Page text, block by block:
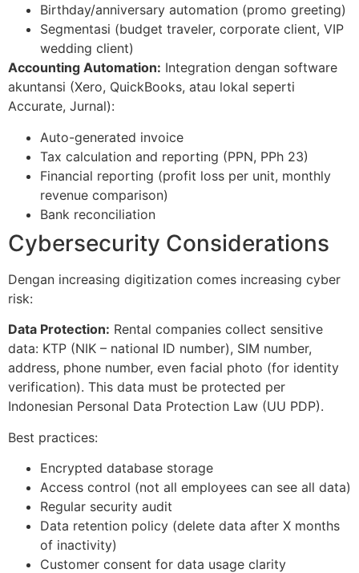
Birthday/anniversary automation (promo greeting)
Segmentasi (budget traveler, corporate client, VIP
wedding client)
Accounting Automation: Integration dengan software
akuntansi (Xero, QuickBooks, atau lokal seperti
Accurate, Jurnal):
Auto-generated invoice
Tax calculation and reporting (PPN, PPh 23)
Financial reporting (profit loss per unit, monthly
revenue comparison)
Bank reconciliation
Cybersecurity Considerations
Dengan increasing digitization comes increasing cyber
risk:
Data Protection: Rental companies collect sensitive
data: KTP (NIK – national ID number), SIM number,
address, phone number, even facial photo (for identity
verification). This data must be protected per
Indonesian Personal Data Protection Law (UU PDP).
Best practices:
Encrypted database storage
Access control (not all employees can see all data)
Regular security audit
Data retention policy (delete data after X months
of inactivity)
Customer consent for data usage clarity